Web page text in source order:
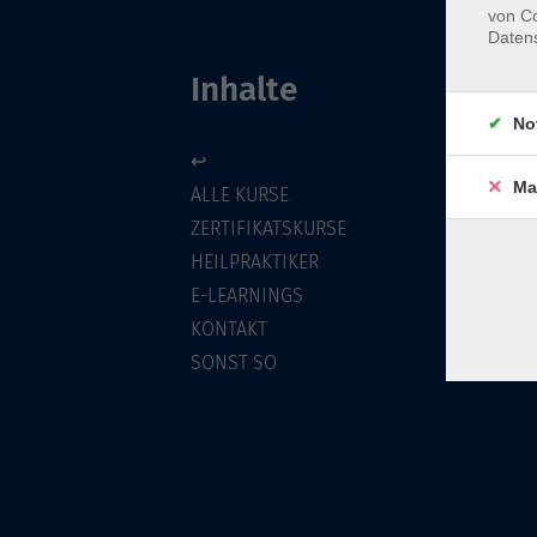
Inhalte
↩
ALLE KURSE
ZERTIFIKATSKURSE
HEILPRAKTIKER
E-LEARNINGS
KONTAKT
SONST SO
von